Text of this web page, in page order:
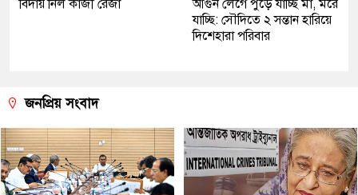
বিদায় নিল কাজী রেজা
আগুন লেগে পুড়ে যাচ্ছি মা, মরে
যাচ্ছি: সৌদিতে ২ সন্তান হারিয়ে
দিশেহারা পরিবার
জনপ্রিয় সংবাদ